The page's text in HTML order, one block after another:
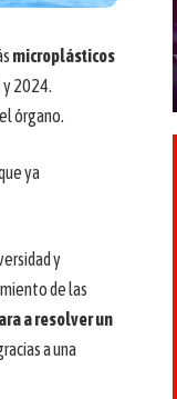
microplásticos
2024.
órgano.
ya
y
de las
a resolver un
a una